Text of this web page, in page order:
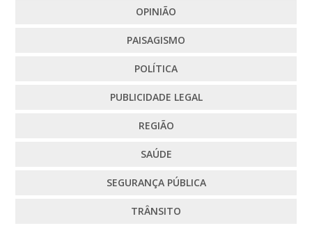
OPINIÃO
PAISAGISMO
POLÍTICA
PUBLICIDADE LEGAL
REGIÃO
SAÚDE
SEGURANÇA PÚBLICA
TRÂNSITO